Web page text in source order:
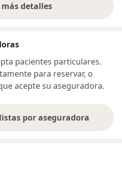
detalles
sobre la dirección
pacientes particulares.
para reservar, o
acepte su aseguradora.
por aseguradora